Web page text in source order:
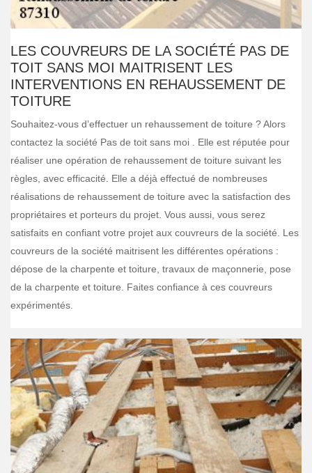
LES COUVREURS DE LA SOCIÉTÉ PAS DE
TOIT SANS MOI MAITRISENT LES
INTERVENTIONS EN REHAUSSEMENT DE
TOITURE
Souhaitez-vous d’effectuer un rehaussement de toiture ? Alors
contactez la société Pas de toit sans moi . Elle est réputée pour
réaliser une opération de rehaussement de toiture suivant les
règles, avec efficacité. Elle a déjà effectué de nombreuses
réalisations de rehaussement de toiture avec la satisfaction des
propriétaires et porteurs du projet. Vous aussi, vous serez
satisfaits en confiant votre projet aux couvreurs de la société. Les
couvreurs de la société maitrisent les différentes opérations :
dépose de la charpente et toiture, travaux de maçonnerie, pose
de la charpente et toiture. Faites confiance à ces couvreurs
expérimentés.